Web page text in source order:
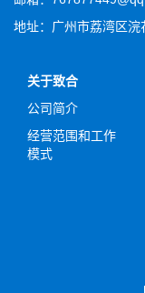
地址：广州市荔湾区
关于致合
公司简介
经营范围和工作
模式